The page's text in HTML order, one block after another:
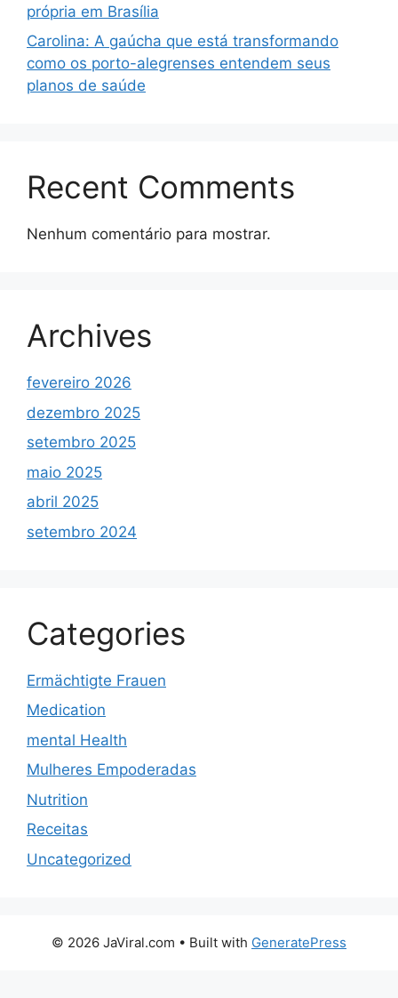
própria em Brasília
Carolina: A gaúcha que está transformando
como os porto-alegrenses entendem seus
planos de saúde
Recent Comments
Nenhum comentário para mostrar.
Archives
fevereiro 2026
dezembro 2025
setembro 2025
maio 2025
abril 2025
setembro 2024
Categories
Ermächtigte Frauen
Medication
mental Health
Mulheres Empoderadas
Nutrition
Receitas
Uncategorized
© 2026 JaViral.com • Built with GeneratePress